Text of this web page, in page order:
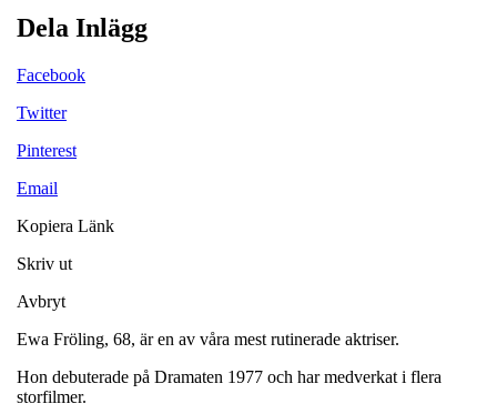
Dela Inlägg
Facebook
Twitter
Pinterest
Email
Kopiera Länk
Skriv ut
Avbryt
Ewa Fröling, 68, är en av våra mest rutinerade aktriser.
Hon debuterade på Dramaten 1977 och har medverkat i flera
storfilmer.